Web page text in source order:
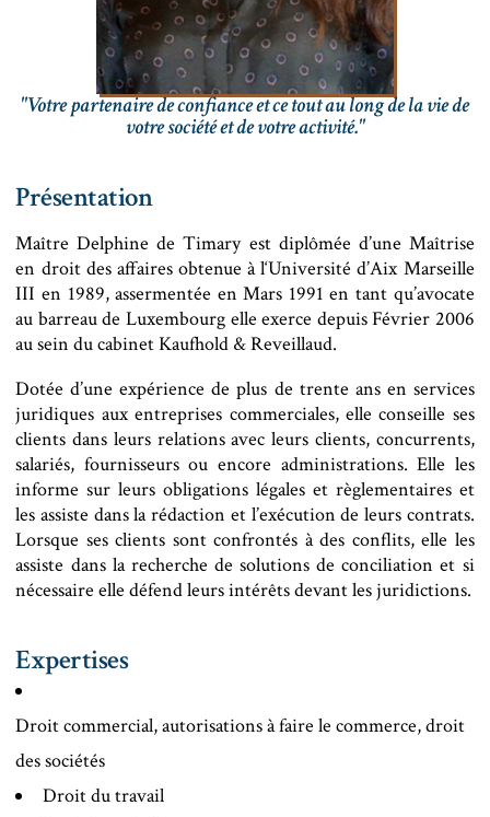
"Votre partenaire de confiance et ce tout au long de la vie de
votre société et de votre activité."
Présentation
Maître Delphine de Timary est diplômée d’une Maîtrise
en droit des affaires obtenue à l‘Université d’Aix Marseille
III en 1989, assermentée en Mars 1991 en tant qu’avocate
au barreau de Luxembourg elle exerce depuis Février 2006
au sein du cabinet Kaufhold & Reveillaud.
Dotée d’une expérience de plus de trente ans en services
juridiques aux entreprises commerciales, elle conseille ses
clients dans leurs relations avec leurs clients, concurrents,
salariés, fournisseurs ou encore administrations. Elle les
informe sur leurs obligations légales et règlementaires et
les assiste dans la rédaction et l’exécution de leurs contrats.
Lorsque ses clients sont confrontés à des conflits, elle les
assiste dans la recherche de solutions de conciliation et si
nécessaire elle défend leurs intérêts devant les juridictions.
Expertises
Droit commercial, autorisations à faire le commerce, droit
des sociétés
Droit du travail